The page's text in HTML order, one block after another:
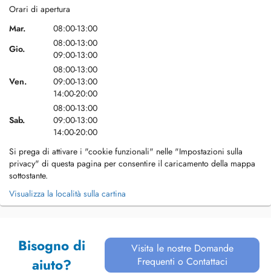
Orari di apertura
Mar.
08:00-13:00
Gio.
08:00-13:00
09:00-13:00
Ven.
08:00-13:00
09:00-13:00
14:00-20:00
Sab.
08:00-13:00
09:00-13:00
14:00-20:00
Si prega di attivare i "cookie funzionali" nelle "Impostazioni sulla
privacy" di questa pagina per consentire il caricamento della mappa
sottostante.
Visualizza la località sulla cartina
Bisogno di
aiuto?
Visita le nostre Domande
Frequenti o Contattaci